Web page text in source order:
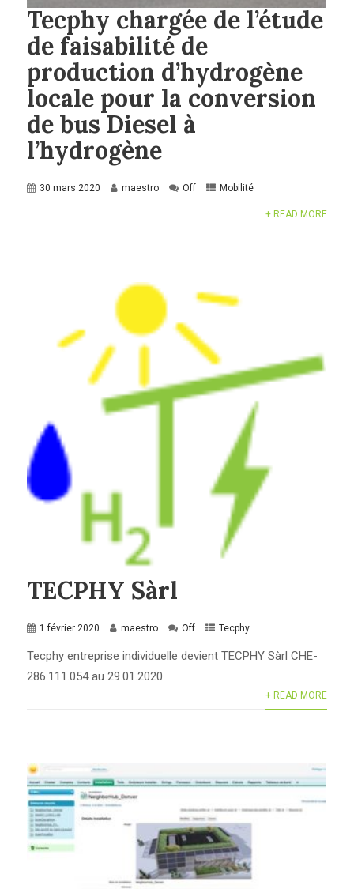
Tecphy chargée de l’étude
de faisabilité de
production d’hydrogène
locale pour la conversion
de bus Diesel à
l’hydrogène
30 mars 2020 maestro Off Mobilité
+ READ MORE
TECPHY Sàrl
1 février 2020 maestro Off Tecphy
Tecphy entreprise individuelle devient TECPHY Sàrl CHE-
286.111.054 au 29.01.2020.
+ READ MORE